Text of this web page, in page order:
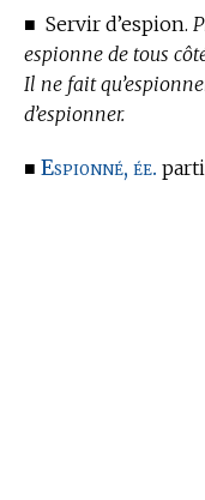
■ Servir d’espion.
espionne de tous
Il ne fait
d’espionner.
■ Espionné, ée.